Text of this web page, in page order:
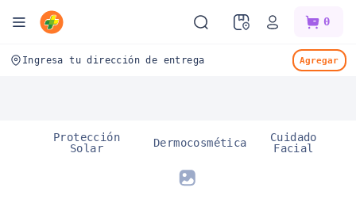
Mifarma 0
Ingresa tu dirección de entrega Agregar
Protección
Solar
Dermocosmética
Cuidado
Facial